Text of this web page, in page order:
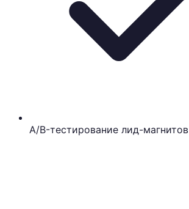
A/B-тестирование лид-магнитов